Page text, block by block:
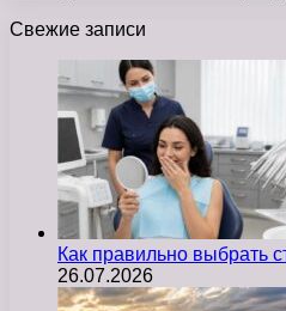
Свежие записи
Как правильно выбрать
26.07.2026